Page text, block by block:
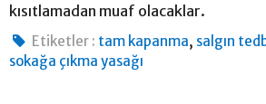
kısıtlamadan muaf olacaklar.
Etiketler : tam kapanma, salgın
sokağa çıkma yasağı